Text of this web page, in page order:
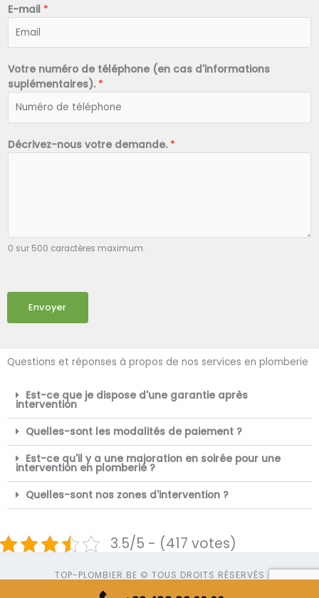
*
E-mail *
Votre numéro de téléphone (en cas d'informations
suplémentaires). *
Décrivez-nous votre demande. *
0 sur 500 caractères maximum.
Envoyer
Questions et réponses à propos de nos services en plomberie
Est-ce que je dispose d'une garantie après
intervention
Quelles-sont les modalités de paiement ?
Est-ce qu'il y a une majoration en soirée pour une
intervention en plomberie ?
Quelles-sont nos zones d'intervention ?
3.5/5 - (417 votes)
TOP-PLOMBIER.BE © TOUS DROITS RÉSERVÉS